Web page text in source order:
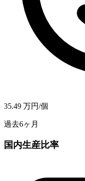
35.49 万円/個
過去6ヶ月
国内生産比率